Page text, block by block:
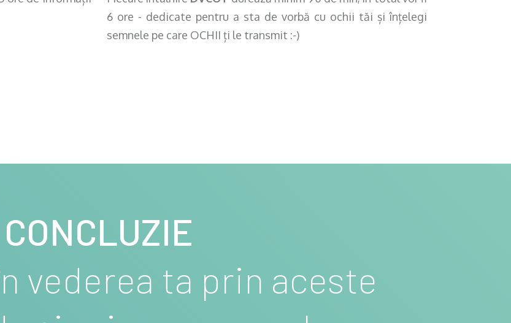
6 ore - dedicate pentru a sta de vorbă cu ochii tăi și înțelegi
semnele pe care OCHII ți le transmit :-)
CONCLUZIE
vederea ta prin aceste